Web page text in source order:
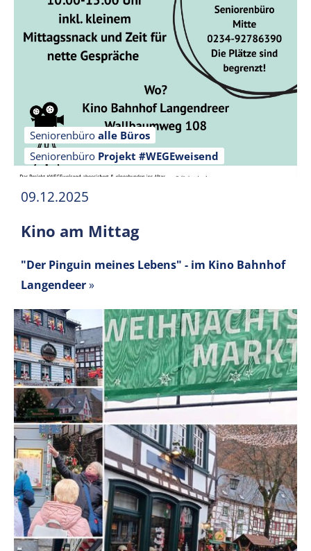
Seniorenbüro alle Büros
Seniorenbüro Projekt #WEGEweisend
09.12.2025
Kino am Mittag
"Der Pinguin meines Lebens" - im Kino Bahnhof
Langendeer»